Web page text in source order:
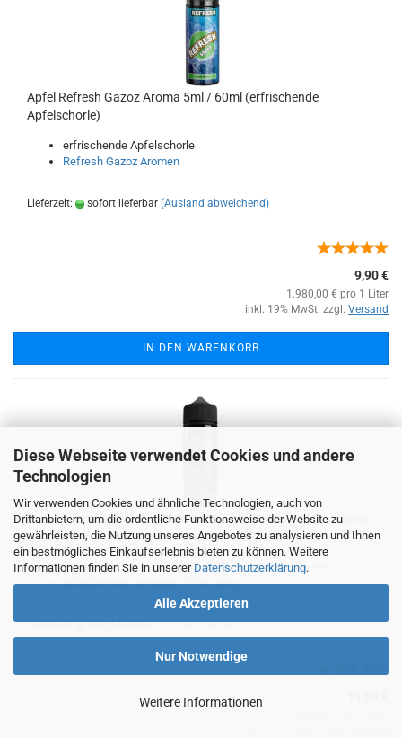
Diese Webseite verwendet Cookies und andere
Technologien
Wir verwenden Cookies und ähnliche Technologien, auch von
Drittanbietern, um die ordentliche Funktionsweise der Website zu
gewährleisten, die Nutzung unseres Angebotes zu analysieren und Ihnen
ein bestmögliches Einkaufserlebnis bieten zu können. Weitere
Informationen finden Sie in unserer Datenschutzerklärung.
Alle Akzeptieren
Nur Notwendige
Weitere Informationen
Apfel Refresh Gazoz Aroma 5ml / 60ml (erfrischende
Apfelschorle)
erfrischende Apfelschorle
Refresh Gazoz Aromen
Lieferzeit: sofort lieferbar (Ausland abweichend)
9,90 €
1.980,00 € pro 1 Liter
inkl. 19% MwSt. zzgl. Versand
IN DEN WARENKORB
Pink Limonade Boss Juice Aroma Longfill 10ml / 120ml (pinke
Limonade mit fruchtig süße und sauren Beeren)
pinke Limonade mit fruchtig süße und sauren Beeren
mögliche Nikotinstärke: 0 bis 18mg
Lieferzeit: sofort lieferbar (Ausland abweichend)